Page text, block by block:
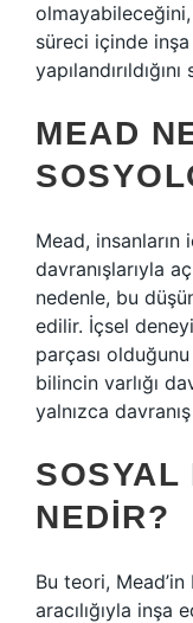
süreci içinde
MEAD
Mead,
davranışlarıyla
nedenle, bu
edilir. İçsel
parçası
bilincin varlığı
yalnızca
SOSYAL
NEDIR?
Bu teori,
aracılığıyla